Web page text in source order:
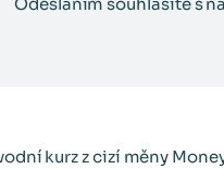
kurz z cizí měny